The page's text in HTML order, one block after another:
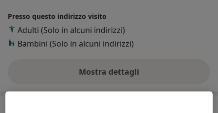
Presso questo indirizzo visito
Adulti (Solo in alcuni indirizzi)
Bambini (Solo in alcuni indirizzi)
Mostra dettagli
sull'esperienza